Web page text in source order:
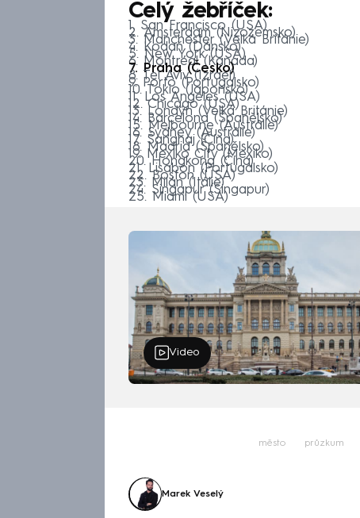
Celý žebříček:
1. San Francisco (USA)
2. Amsterdam (Nizozemsko)
3. Manchester (Velká Británie)
4. Kodaň (Dánsko)
5. New York (USA)
6. Montréal (Kanada)
7. Praha (Česko)
8. Tel Aviv (Izrael)
9. Porto (Portugalsko)
10. Tokio (Japonsko)
11. Los Angeles (USA)
12. Chicago (USA)
13. Londýn (Velká Británie)
14. Barcelona (Španělsko)
15. Melbourne (Austrálie)
16. Sydney (Austrálie)
17. Šanghaj (Čína)
18. Madrid (Španělsko)
19. Mexiko City (Mexiko)
20. Hongkong (Čína)
21. Lisabon (Portugalsko)
22. Boston (USA)
23. Milán (Itálie)
24. Singapur (Singapur)
25. Miami (USA)
Video
město průzkum
Marek Veselý